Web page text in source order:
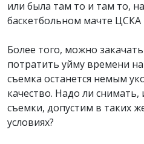
или была там то и там то,
баскетбольном мачте ЦСКА
Более того, можно
потратить уйму времени
съемка останется немым
качество. Надо ли снимать,
съемки, допустим в таких
условиях?